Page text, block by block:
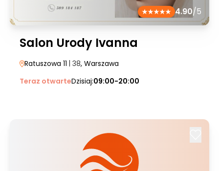
4.90/5
Salon Urody Ivanna
Ratuszowa 11 | 38, Warszawa
Teraz otwarteDzisiaj:09:00-20:00